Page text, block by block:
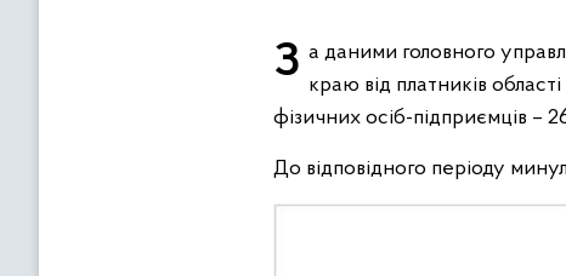
За даними головного управління Пенсійного фонду України в Івано-Франківській області, до бюджету ПФУ краю від платників
фізичних осіб-підприємців –
До відповідного періоду